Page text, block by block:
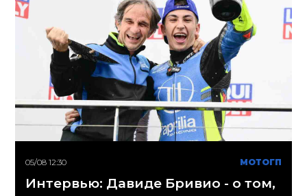
05/08 12:30 МОТОГП
Интервью: Давиде Бривио - о том,